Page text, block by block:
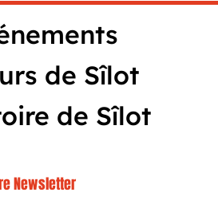
de Sîlot
de Sîlot
Newsletter